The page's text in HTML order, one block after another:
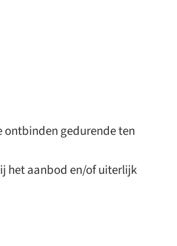
ontbinden gedurende ten
het aanbod en/of uiterlijk